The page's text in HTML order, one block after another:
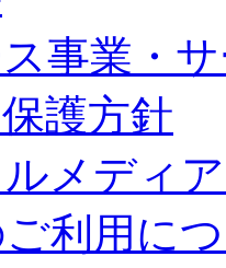
事業・
護方針
メディ
利用に